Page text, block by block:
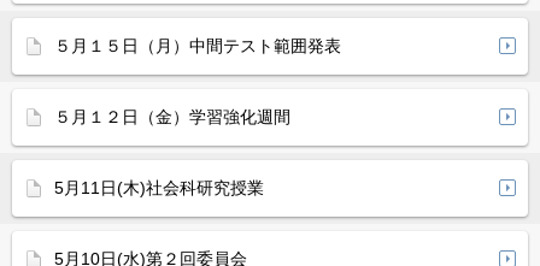
５月１５日（月）中間テスト範囲発表
５月１２日（金）学習強化週間
5月11日(木)社会科研究授業
5月10日(水)第２回委員会